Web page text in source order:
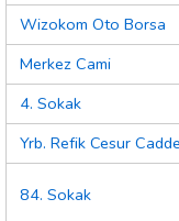
Wizokom Oto Borsa
Merkez Cami
4. Sokak
Yrb. Refik Cesur
84. Sokak